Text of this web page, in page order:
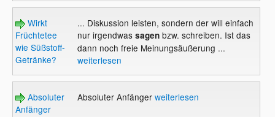
Wirkt
Früchtetee
wie Süßstoff-
Getränke?
... Diskussion leisten, sondern der will einfach
nur irgendwassagenbzw. schreiben. Ist das
dann noch freie Meinungsäußerung ...
weiterlesen
Absoluter
Anfänger
Absoluter Anfänger weiterlesen